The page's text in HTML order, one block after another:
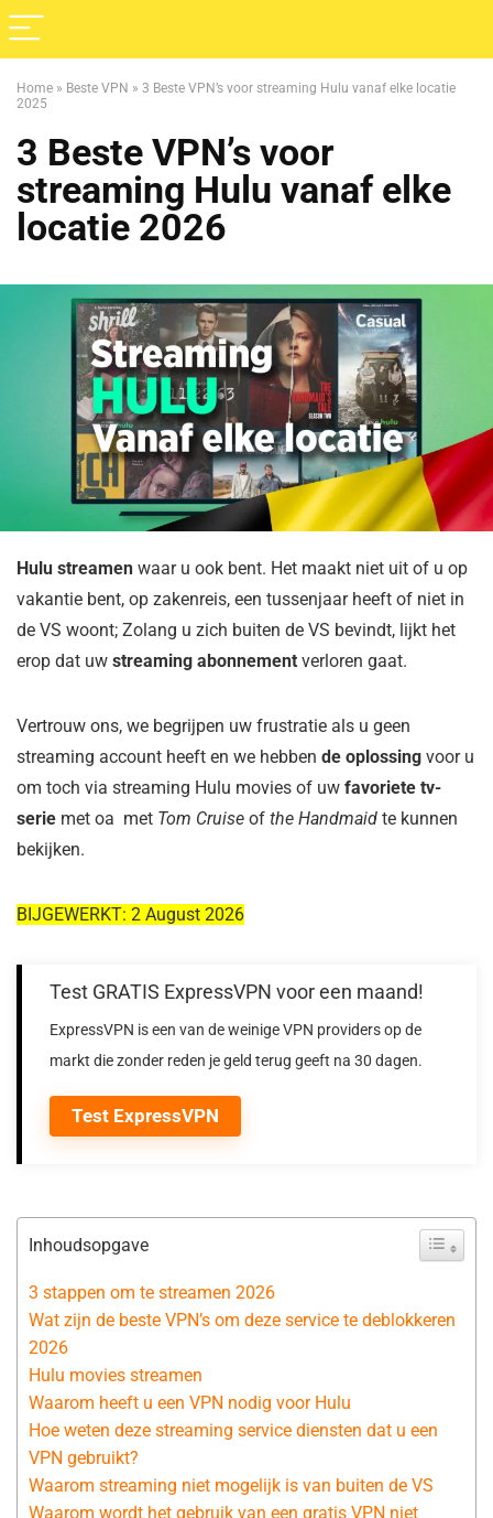
Home » Beste VPN » 3 Beste VPN’s voor streaming Hulu vanaf elke locatie
2025
3 Beste VPN’s voor
streaming Hulu vanaf elke
locatie 2026
Hulu streamen waar u ook bent. Het maakt niet uit of u op
vakantie bent, op zakenreis, een tussenjaar heeft of niet in
de VS woont; Zolang u zich buiten de VS bevindt, lijkt het
erop dat uw streaming abonnement verloren gaat.
Vertrouw ons, we begrijpen uw frustratie als u geen
streaming account heeft en we hebben de oplossing voor u
om toch via streaming Hulu movies of uw favoriete tv-
serie met oa met Tom Cruise of the Handmaid te kunnen
bekijken.
BIJGEWERKT: 2 August 2026
Test ExpressVPN
Test GRATIS ExpressVPN voor een maand!
ExpressVPN is een van de weinige VPN providers op de
markt die zonder reden je geld terug geeft na 30 dagen.
Inhoudsopgave
3 stappen om te streamen 2026
Wat zijn de beste VPN’s om deze service te deblokkeren
2026
Hulu movies streamen
Waarom heeft u een VPN nodig voor Hulu
Hoe weten deze streaming service diensten dat u een
VPN gebruikt?
Waarom streaming niet mogelijk is van buiten de VS
Waarom wordt het gebruik van een gratis VPN niet